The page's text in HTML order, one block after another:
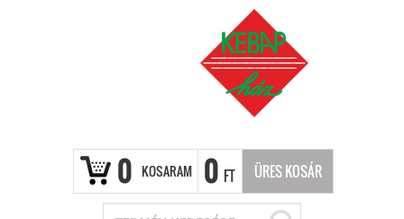
0 KOSARAM 0 FT ÜRES KOSÁR